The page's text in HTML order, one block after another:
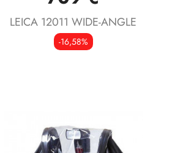
LEICA 12011 WIDE-ANGLE
-16,58%